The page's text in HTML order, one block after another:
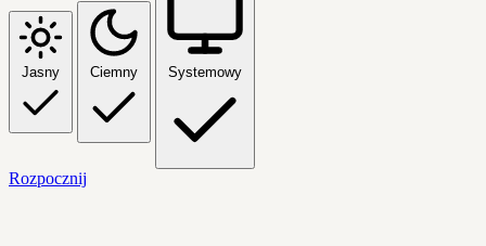
Jasny Ciemny Systemowy
Rozpocznij